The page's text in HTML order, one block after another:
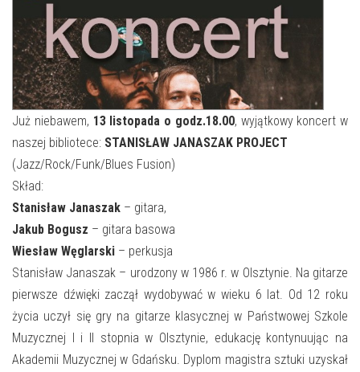
NAJBLIŻSZE WYDARZENIA
WYDARZENIA BIEŻĄCE
WYDARZYŁO SIĘ
NASZA OFERTA
STREFA WIEDZY O REGIONIE
STREFA KOLORU
FORMY STAŁE
NASZE FILIE
POLECANE STRONY
WYDARZENIA KULTURALNE
FOTO
E-INFORMATOR
Już niebawem, 13 listopada o godz.18.00, wyjątkowy koncert w
naszej bibliotece: STANISŁAW JANASZAK PROJECT
(Jazz/Rock/Funk/Blues Fusion)
Skład:
Stanisław Janaszak – gitara,
Jakub Bogusz – gitara basowa
Wiesław Węglarski – perkusja
Stanisław Janaszak – urodzony w 1986 r. w Olsztynie. Na gitarze
pierwsze dźwięki zaczął wydobywać w wieku 6 lat. Od 12 roku
życia uczył się gry na gitarze klasycznej w Państwowej Szkole
Muzycznej I i II stopnia w Olsztynie, edukację kontynuując na
Akademii Muzycznej w Gdańsku. Dyplom magistra sztuki uzyskał